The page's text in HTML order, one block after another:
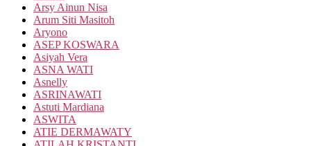
Arsy Ainun Nisa
Arum Siti Masitoh
Aryono
ASEP KOSWARA
Asiyah Vera
ASNA WATI
Asnelly
ASRINAWATI
Astuti Mardiana
ASWITA
ATIE DERMAWATY